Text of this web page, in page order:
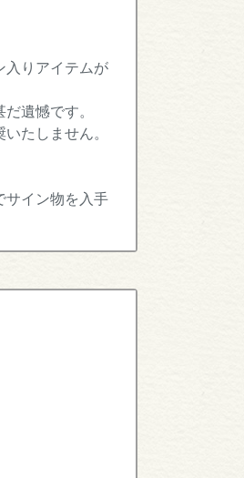
入りアイテムが
遺憾です。
たしません。
サイン物を入手